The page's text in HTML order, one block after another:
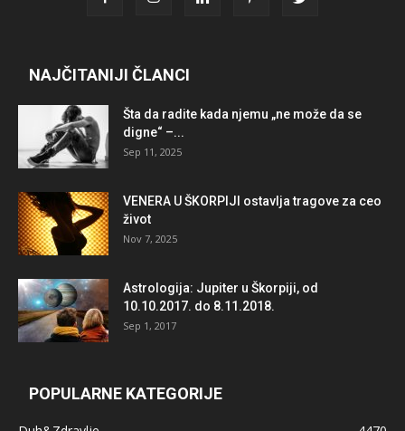
NAJČITANIJI ČLANCI
Šta da radite kada njemu „ne može da se
digne“ –...
Sep 11, 2025
VENERA U ŠKORPIJI ostavlja tragove za ceo
život
Nov 7, 2025
Astrologija: Jupiter u Škorpiji, od
10.10.2017. do 8.11.2018.
Sep 1, 2017
POPULARNE KATEGORIJE